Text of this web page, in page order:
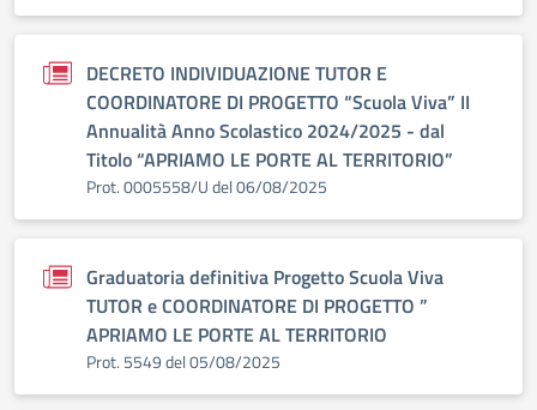
DECRETO INDIVIDUAZIONE TUTOR E
COORDINATORE DI PROGETTO “Scuola Viva” II
Annualità Anno Scolastico 2024/2025 - dal
Titolo “APRIAMO LE PORTE AL TERRITORIO”
Prot. 0005558/U del 06/08/2025
Graduatoria definitiva Progetto Scuola Viva
TUTOR e COORDINATORE DI PROGETTO ”
APRIAMO LE PORTE AL TERRITORIO
Prot. 5549 del 05/08/2025